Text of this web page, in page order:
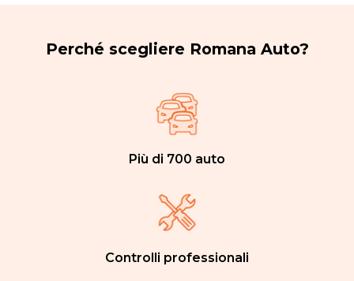
Perché scegliere Romana Auto?
Più di 700 auto
Controlli professionali